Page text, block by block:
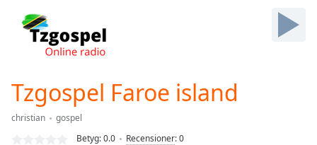
Skip
Backward
Current
Time0:00
-:-
Tzgospel Faroe island
christian
gospel
Betyg:0.0 Recensioner:0